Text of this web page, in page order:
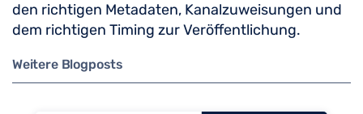
den richtigen Metadaten, Kanalzuweisungen und
dem richtigen Timing zur Veröffentlichung.
Weitere Blogposts